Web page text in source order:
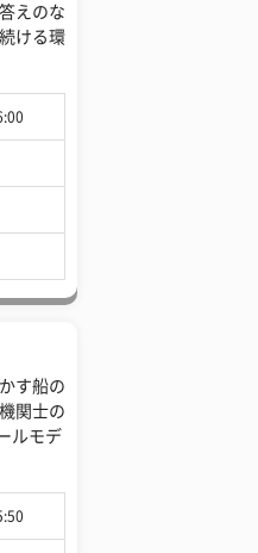
えのな
ける環
す船の
関士の
ルモデ